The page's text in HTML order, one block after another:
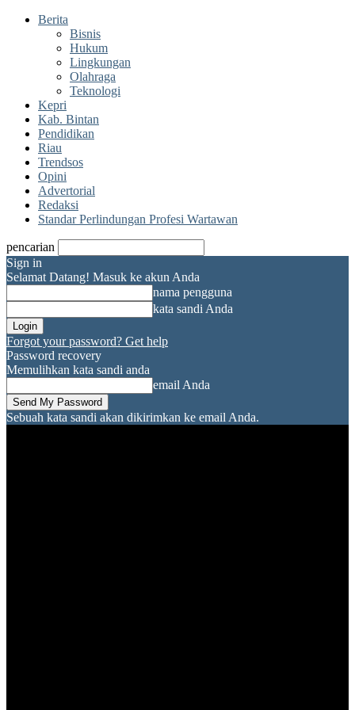
Berita
Bisnis
Hukum
Lingkungan
Olahraga
Teknologi
Kepri
Kab. Bintan
Pendidikan
Riau
Trendsos
Opini
Advertorial
Redaksi
Standar Perlindungan Profesi Wartawan
pencarian
Sign in
Selamat Datang! Masuk ke akun Anda
nama pengguna
kata sandi Anda
Forgot your password? Get help
Password recovery
Memulihkan kata sandi anda
email Anda
Sebuah kata sandi akan dikirimkan ke email Anda.